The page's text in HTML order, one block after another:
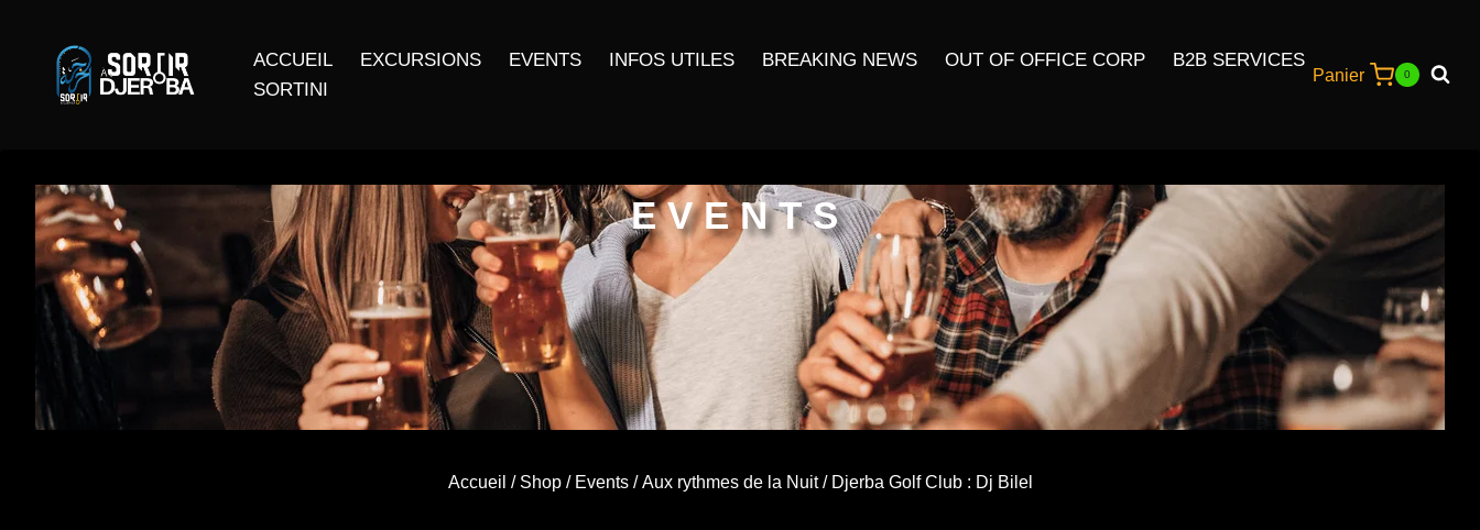
ACCUEIL EXCURSIONS EVENTS INFOS UTILES BREAKING NEWS OUT OF OFFICE CORP
B2B SERVICES
SORTINI
Panier 0
EVENTS
Accueil / Shop/ Events/Aux rythmes de la Nuit/ Djerba Golf Club : Dj Bilel